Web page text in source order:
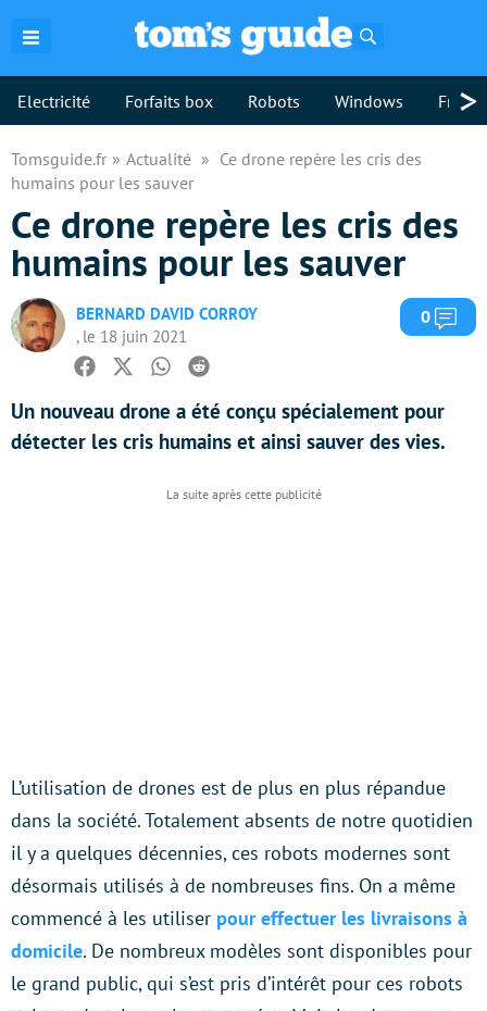
Electricité Forfaits box Robots Windows >
Tomsguide.fr Actualité
Ce drone repère les cris des
humains pour les sauver
Ce drone repère les cris des
humains pour les sauver
BERNARD DAVID CORROY
, le 18 juin 2021
0
Facebook
TwitterWhatsapp
Reddit
Un nouveau drone a été conçu spécialement pour
détecter les cris humains et ainsi sauver des vies.
L’utilisation de drones est de plus en plus répandue
dans la société. Totalement absents de notre quotidien
il y a quelques décennies, ces robots modernes sont
désormais utilisés à de nombreuses fins. On a même
commencé à les utiliser pour effectuer les livraisons à
domicile. De nombreux modèles sont disponibles pour
le grand public, qui s’est pris d’intérêt pour ces robots